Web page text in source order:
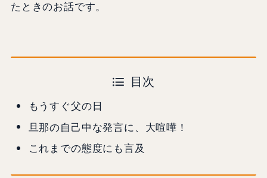
たときのお話です。
目次
もうすぐ父の日
旦那の自己中な発言に、大喧嘩！
これまでの態度にも言及